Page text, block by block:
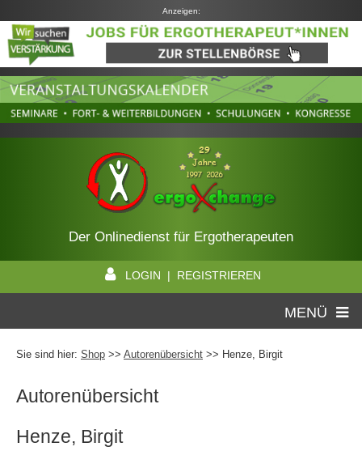
Anzeigen:
Der Onlinedienst für Ergotherapeuten
LOGIN | REGISTRIEREN
MENÜ
Sie sind hier: Shop >> Autorenübersicht >> Henze, Birgit
Autorenübersicht
Henze, Birgit